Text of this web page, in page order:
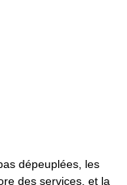
dépeuplées, les
des services, et la